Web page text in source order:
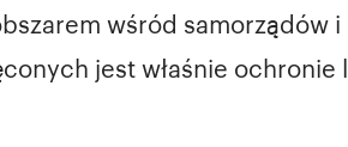
wśród samorządów
jest właśnie ochronie